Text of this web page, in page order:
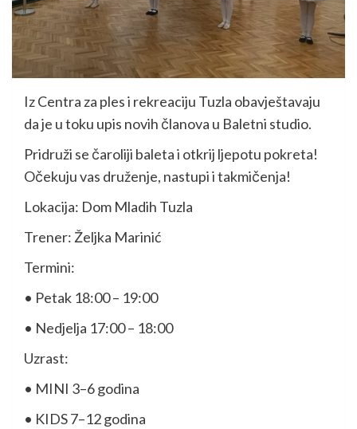
Iz Centra za ples i rekreaciju Tuzla obavještavaju
da je u toku upis novih članova u Baletni studio.
Pridruži se čaroliji baleta i otkrij ljepotu pokreta!
Očekuju vas druženje, nastupi i takmičenja!
Lokacija: Dom Mladih Tuzla
Trener: Željka Marinić
Termini:
• Petak 18:00 – 19:00
• Nedjelja 17:00 – 18:00
Uzrast:
• MINI 3–6 godina
• KIDS 7–12 godina